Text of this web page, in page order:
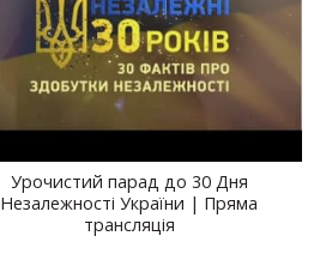
Урочистий парад до 30 Дня
Незалежності України | Пряма
трансляція